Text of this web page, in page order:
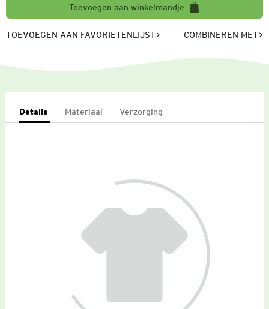
Toevoegen aan winkelmandje
TOEVOEGEN AAN FAVORIETENLIJST COMBINEREN MET
Details Materiaal Verzorging